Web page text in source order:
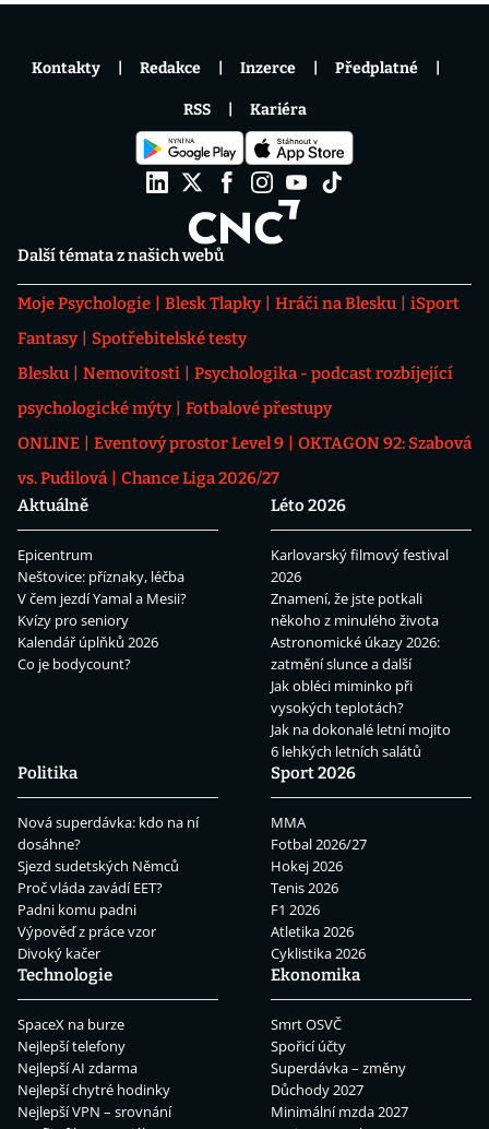
Další témata z našich webů
Moje Psychologie Blesk Tlapky Hráči na Blesku
iSport
Fantasy
Spotřebitelské testy
Blesku
Nemovitosti
Psychologika - podcast rozbíjející
psychologické mýty
Fotbalové přestupy
ONLINE
Eventový prostor Level 9
OKTAGON 92: Szabová
vs. Pudilová
Chance Liga 2026/27
Aktuálně
Epicentrum
Neštovice: příznaky, léčba
V čem jezdí Yamal a Mesii?
Kvízy pro seniory
Kalendář úplňků 2026
Co je bodycount?
Léto 2026
Karlovarský filmový festival
2026
Znamení, že jste potkali
někoho z minulého života
Astronomické úkazy 2026:
zatmění slunce a další
Jak obléci miminko při
vysokých teplotách?
Jak na dokonalé letní mojito
6 lehkých letních salátů
Politika
Nová superdávka: kdo na ní
dosáhne?
Sjezd sudetských Němců
Proč vláda zavádí EET?
Padni komu padni
Výpověď z práce vzor
Divoký kačer
Sport 2026
MMA
Fotbal 2026/27
Hokej 2026
Tenis 2026
F1 2026
Atletika 2026
Cyklistika 2026
Technologie
SpaceX na burze
Nejlepší telefony
Nejlepší AI zdarma
Nejlepší chytré hodinky
Nejlepší VPN – srovnání
Ekonomika
Smrt OSVČ
Spořicí účty
Superdávka – změny
Důchody 2027
Minimální mzda 2027
Kontakty Redakce Inzerce Předplatné
RSS Kariéra